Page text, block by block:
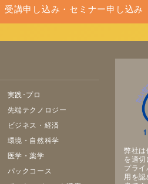
受講申し込み・セミナー申し込み
実践･プロ
先端テクノロジー
ビジネス・経済
環境・自然科学
医学・薬学
パックコース
弊社は
を適切
プライ
用を認